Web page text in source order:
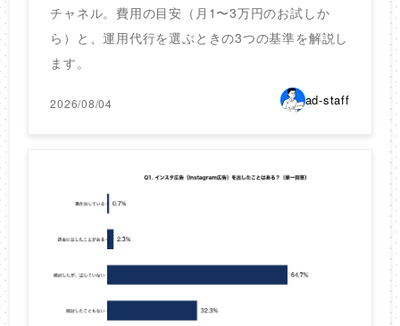
チャネル。費用の目安（月1〜3万円のお試しか
ら）と、運用代行を選ぶときの3つの基準を解説し
ます。
2026/08/04 ad-staff